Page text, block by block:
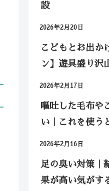
設
2026年2月20日
こどもとお出か
ン】遊具盛り沢
2026年2月17日
嘔吐した毛布や
い｜これを使う
2026年2月16日
足の臭い対策｜
果が高い気がす